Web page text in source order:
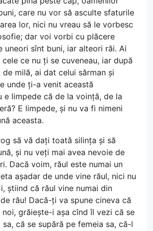
care nu vor să asculte sfaturile
lor, nici nu vreau să le vorbesc
dar voi vorbi cu plăcere
uneori sînt buni, iar alteori răi. Ai
ce nu ți se cuveneau, iar după
milă, ai dat celui sărman și
unde ți-a venit această
e limpede că de la voință, de la
E limpede, și nu va fi nimeni
aceasta.
să vă dați toată silința și să
și nu veți mai avea nevoie de
Dacă voim, răul este numai un
așadar de unde vine răul, nici nu
știind că răul vine numai din
rău! Dacă-ți va spune cineva că
noi, grăiește-i așa cînd îl vezi că se
sa, că se supără pe femeia sa, că-l